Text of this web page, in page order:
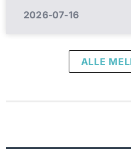
2026-07-16
ALLE